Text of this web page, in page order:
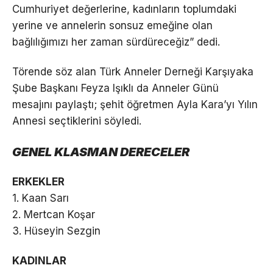
Cumhuriyet değerlerine, kadınların toplumdaki
yerine ve annelerin sonsuz emeğine olan
bağlılığımızı her zaman sürdüreceğiz” dedi.
Törende söz alan Türk Anneler Derneği Karşıyaka
Şube Başkanı Feyza Işıklı da Anneler Günü
mesajını paylaştı; şehit öğretmen Ayla Kara’yı Yılın
Annesi seçtiklerini söyledi.
GENEL KLASMAN DERECELER
ERKEKLER
1. Kaan Sarı
2. Mertcan Koşar
3. Hüseyin Sezgin
KADINLAR